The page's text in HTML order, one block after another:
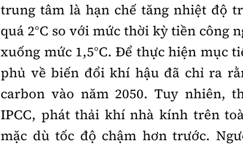
trung tâm là hạn chế tăng nhiệt độ
quá 2°C so với mức thời kỳ tiền công
xuống mức 1,5°C. Để thực hiện mục
phủ về biến đổi khí hậu đã chỉ ra
carbon vào năm 2050. Tuy nhiên,
IPCC, phát thải khí nhà kính trên
mặc dù tốc độ chậm hơn trước.